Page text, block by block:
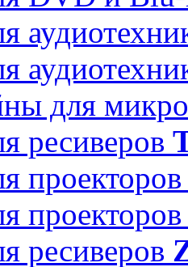
для
ресиверов
ресиверов